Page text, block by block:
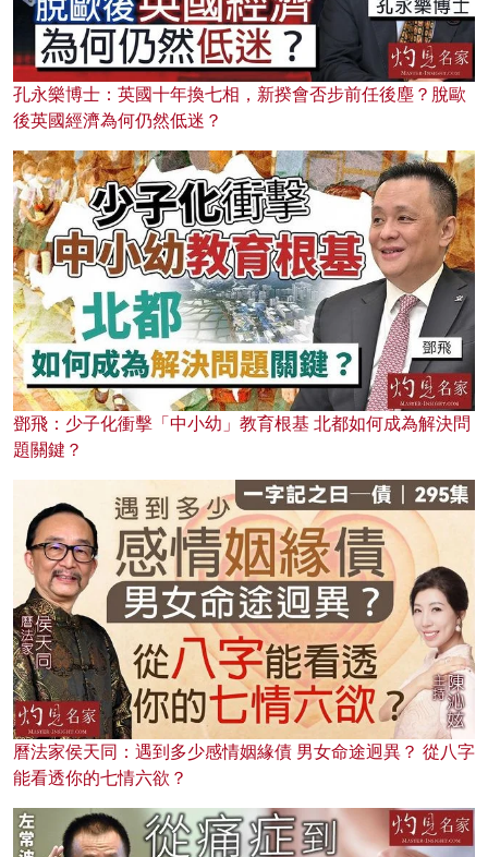
孔永樂博士：英國十年換七相，新揆會否步前任後塵？脫歐
後英國經濟為何仍然低迷？
鄧飛：少子化衝擊「中小幼」教育根基 北都如何成為解決問
題關鍵？
曆法家侯天同：遇到多少感情姻緣債 男女命途迥異？ 從八字
能看透你的七情六欲？